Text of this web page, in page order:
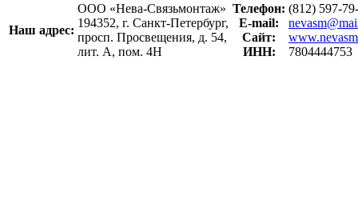
Наш адрес:
ООО «Нева-Связьмонтаж»
194352, г. Санкт-Петербург,
просп. Просвещения, д. 54,
лит. А, пом. 4Н
Телефон:
E-mail:
Сайт:
ИНН:
(812) 597-
7804444753